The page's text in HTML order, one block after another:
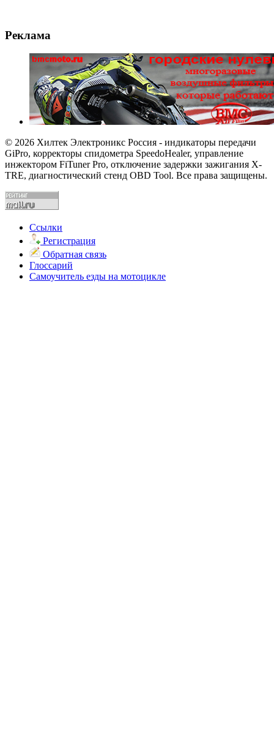
Реклама
© 2026 Хилтек Электроникс Россия - индикаторы передачи
GiPro, корректоры спидометра SpeedoHealer, управление
инжектором FiTuner Pro, отключение задержки зажигания X-
TRE, диагностический стенд OBD Tool. Все права защищены.
Ссылки
Регистрация
Обратная связь
Глоссарий
Самоучитель езды на мотоцикле